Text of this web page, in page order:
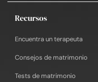
Recursos
Encuentra un terapeuta
Consejos de matrimonio
Tests de matrimonio